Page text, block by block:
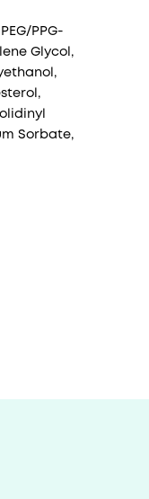
PPG-
Glycol,
Sorbate,